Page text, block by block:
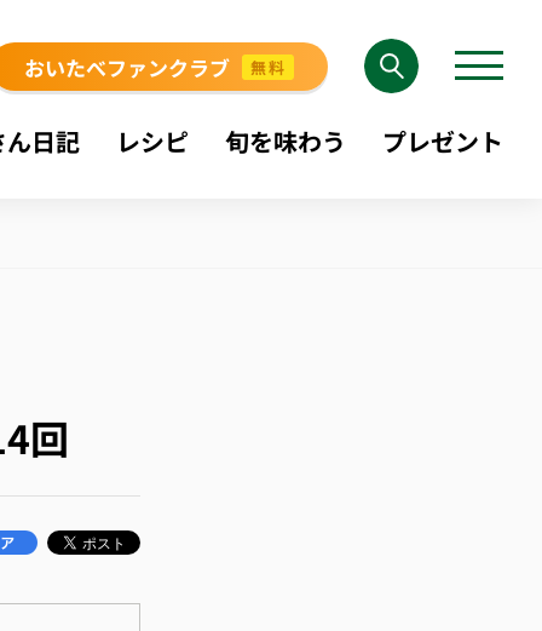
おいたべファンクラブ 無料
日記 レシピ 旬を味わう プレゼント
回